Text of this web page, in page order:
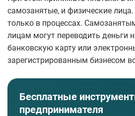
самозанятые, и физические
только в процессах.
лицам могут переводить деньги
банковскую карту или
зарегистрированным бизнесом
Бесплатные
предпринимателя